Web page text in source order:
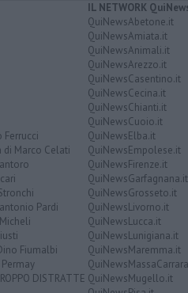
Ferrucci
Marco Celati
Pardi
Fiumalbi
DISTRATTE
IL NETWORK
QuiNewsAbetone.it
QuiNewsAmiata.it
QuiNewsAnimali.it
QuiNewsArezzo.it
QuiNewsCasentino.it
QuiNewsCecina.it
QuiNewsChianti.it
QuiNewsCuoio.it
QuiNewsElba.it
QuiNewsEmpolese.it
QuiNewsFirenze.it
QuiNewsGarfagnana.it
QuiNewsGrosseto.it
QuiNewsLivorno.it
QuiNewsLucca.it
QuiNewsLunigiana.it
QuiNewsMaremma.it
QuiNewsMugello.it